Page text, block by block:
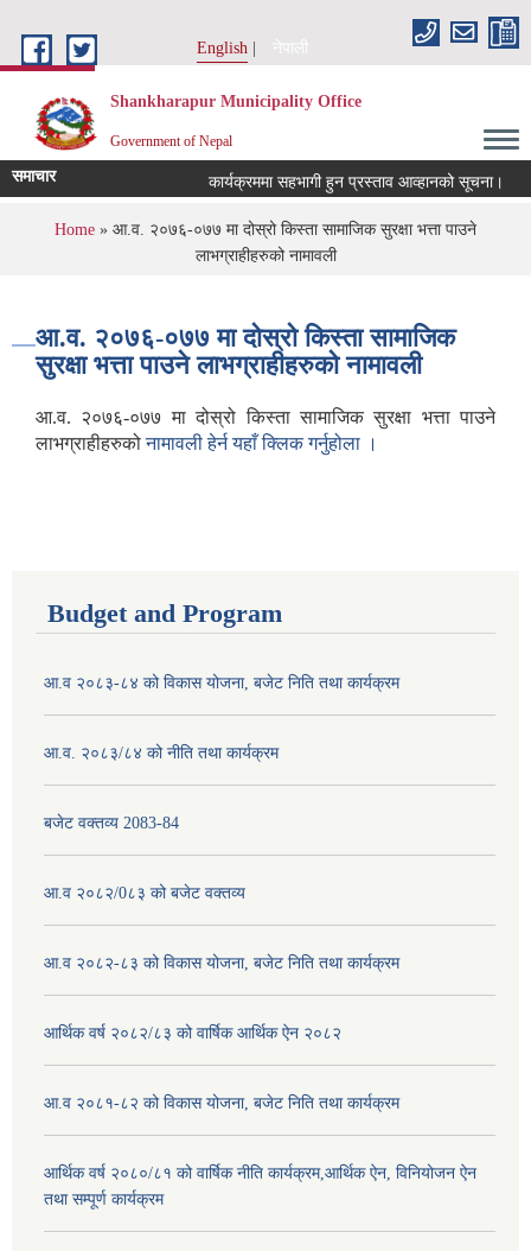
English
नेपाली
Shankharapur Municipality Office
Government of Nepal
समाचार कार्यक्रममा सहभागी हुन प्रस्ताव आव्हानको सूचना।
You are here
Home » आ.व. २०७६-०७७ मा दोस्रो किस्ता सामाजिक सुरक्षा भत्ता पाउने
लाभग्राहीहरुको नामावली
आ.व. २०७६-०७७ मा दोस्रो किस्ता सामाजिक
सुरक्षा भत्ता पाउने लाभग्राहीहरुको नामावली
आ.व. २०७६-०७७ मा दोस्रो किस्ता सामाजिक सुरक्षा भत्ता पाउने
लाभग्राहीहरुकोनामावली हेर्न यहाँ क्लिक गर्नुहोला ।
Budget and Program
आ.व २०८३-८४ को विकास योजना, बजेट निति तथा कार्यक्रम
आ.व. २०८३/८४ को नीति तथा कार्यक्रम
बजेट वक्तव्य 2083-84
आ.व २०८२/0८३ को बजेट वक्तव्य
आ.व २०८२-८३ को विकास योजना, बजेट निति तथा कार्यक्रम
आर्थिक वर्ष २०८२/८३ को वार्षिक आर्थिक ऐन २०८२
आ.व २०८१-८२ को विकास योजना, बजेट निति तथा कार्यक्रम
आर्थिक वर्ष २०८०/८१ को वार्षिक नीति कार्यक्रम,आर्थिक ऐन, विनियोजन ऐन
तथा सम्पूर्ण कार्यक्रम